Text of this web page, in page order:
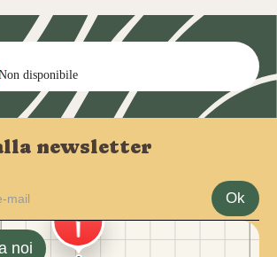
disponibile
newsletter
Ok
noi